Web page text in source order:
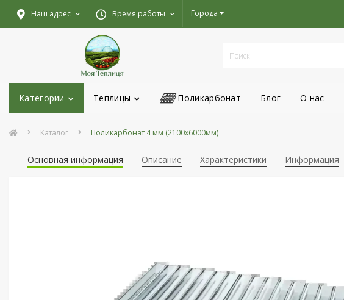
Наш адрес Время работы Города
Категории Теплицы Поликарбонат Блог О нас
Каталог Поликарбонат 4 мм (2100х6000мм)
Основная информация Описание Характеристики Информация